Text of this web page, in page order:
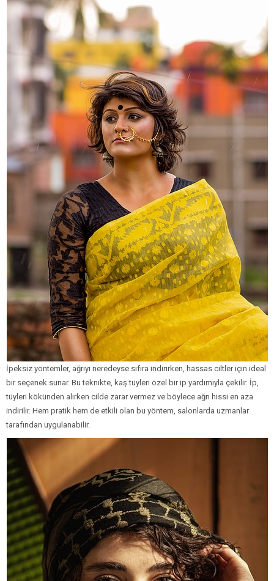
İpeksiz yöntemler, ağrıyı neredeyse sıfıra indirirken, hassas ciltler için ideal
bir seçenek sunar. Bu teknikte, kaş tüyleri özel bir ip yardımıyla çekilir. İp,
tüyleri kökünden alırken cilde zarar vermez ve böylece ağrı hissi en aza
indirilir. Hem pratik hem de etkili olan bu yöntem, salonlarda uzmanlar
tarafından uygulanabilir.